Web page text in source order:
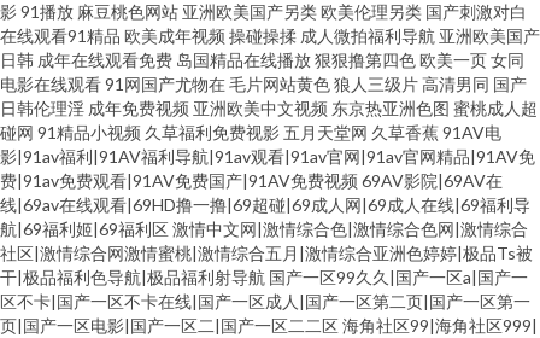
影91播放 麻豆桃色网站 亚洲欧美国产另类欧美伦理另类 国产刺激对白
在线观看91精品 欧美成年视频 操碰操揉 成人微拍福利导航 亚洲欧美国产
日韩 成年在线观看免费 岛国精品在线播放狠狠撸第四色欧美一页女同
电影在线观看91网国产尤物在毛片网站黄色狼人三级片高清男同 国产
日韩伦理淫 成年免费视频 亚洲欧美中文视频 东京热亚洲色图 蜜桃成人超
碰网 91精品小视频 久草福利免费视影 五月天堂网 久草香蕉91AV电
影|91av福利|91AV福利导航|91av观看|91av官网|91av官网精品|91AV免
费|91av免费观看|91AV免费国产|91AV免费视频 69AV影院|69AV在
线|69av在线观看|69HD撸一撸|69超碰|69成人网|69成人在线|69福利导
航|69福利姬|69福利区激情中文网|激情综合色|激情综合色网|激情综合
社区|激情综合网激情蜜桃|激情综合五月|激情综合亚洲色婷婷|极品Ts被
干|极品福利色导航|极品福利射导航 国产一区99久久|国产一区a|国产一
区不卡|国产一区不卡在线|国产一区成人|国产一区第二页|国产一区第一
页|国产一区电影|国产一区二|国产一区二二区海角社区99|海角社区999|